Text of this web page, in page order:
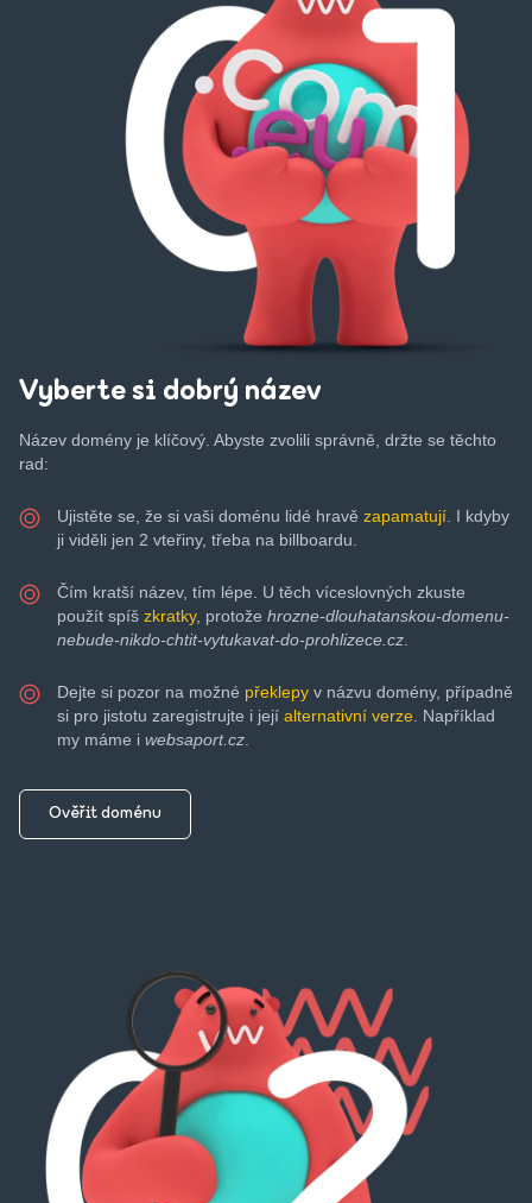
Vyberte si dobrý název
Název domény je klíčový. Abyste zvolili správně, držte se těchto
rad:
Ujistěte se, že si vaši doménu lidé hravě zapamatují . I kdyby
ji viděli jen 2 vteřiny, třeba na billboardu.
Čím kratší název, tím lépe. U těch víceslovných zkuste
použít spíš zkratky, protože hrozne-dlouhatanskou-domenu-
nebude-nikdo-chtit-vytukavat-do-prohlizece.cz
Dejte si pozor na možné překlepy v názvu domény, případně
si pro jistotu zaregistrujte i její alternativní verze . Například
my máme i websaport.cz
Ověřit doménu